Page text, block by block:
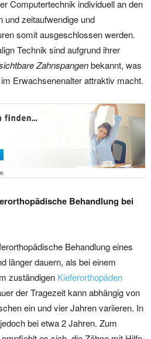
Computertechnik individuell an den
und zeitaufwendige und
somit ausgeschlossen werden.
Technik sind aufgrund ihrer
Zahnspangenbekannt, was
Erwachsenenalter attraktiv macht.
Behandlung bei
Behandlung eines
länger dauern, als bei einem
zuständigen Kieferorthopäden
der Tragezeit kann abhängig von
ein und vier Jahren variieren. In
bei etwa 2 Jahren. Zum